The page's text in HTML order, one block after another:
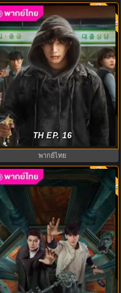
ซีรี่ย์ แคชฮีโร่ (2025) Cashero
พากย์ไทย ตอนที่.1-8 (จบ)
8.0 พากย์ไทย
TH EP. 16
พากย์ไทย
ามิติประตูมรณะ The Spirealm
8.0 พากย์ไทย